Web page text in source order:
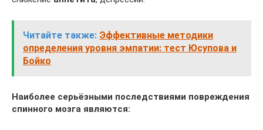
Читайте также: Эффективные методики
определения уровня эмпатии: тест Юсупова и
Бойко
Наиболее серьёзными последствиями повреждения
спинного мозга являются: